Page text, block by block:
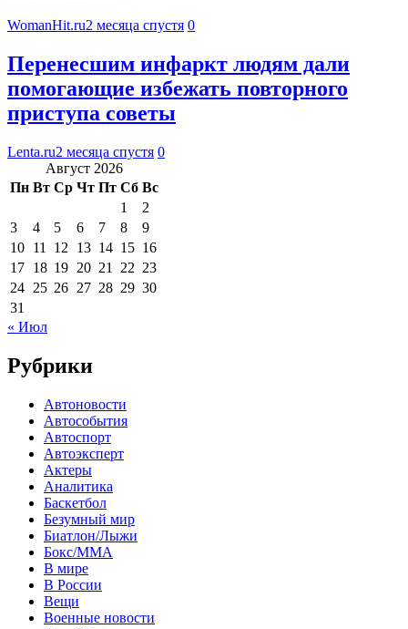
WomanHit.ru2 месяца спустя 0
Перенесшим инфаркт людям дали
помогающие избежать повторного
приступа советы
Lenta.ru2 месяца спустя 0
Август 2026
Пн Вт Ср Чт Пт Сб Вс
1
2
3
4 5 6 7 8
9
10 11 12 13 14 15 16
17 18 19 20 21 22 23
24 25 26 27 28 29 30
31
« Июл
Рубрики
Автоновости
Автособытия
Автоспорт
Автоэксперт
Актеры
Аналитика
Баскетбол
Безумный мир
Биатлон/Лыжи
Бокс/MMA
В мире
В России
Вещи
Военные новости